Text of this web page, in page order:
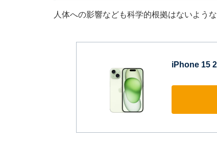
人体への影響なども科学的根拠はないよう
iPhone 15